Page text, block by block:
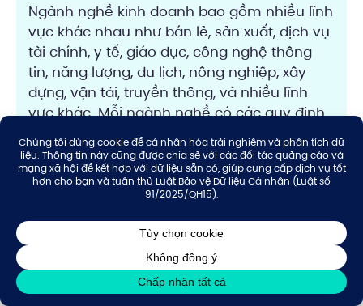
Ngành nghề kinh doanh bao gồm nhiều lĩnh
vực khác nhau như bán lẻ, sản xuất, dịch vụ
tài chính, y tế, giáo dục, công nghệ thông
tin, năng lượng, du lịch, nông nghiệp, xây
dựng, vận tải, truyền thông, và nhiều lĩnh
vực khác. Mỗi ngành nghề có các quy định,
quy trình và yêu cầu riêng, và doanh nghiệp
cần tuân thủ các quy định pháp luật liên
quan khi hoạt động trong ngành nghề kinh
Phí dịch vụ thay đổi ngành nghề tại
Thuận Thiên là bao nhiêu